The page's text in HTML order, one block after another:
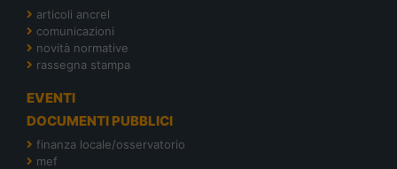
articoli ancrel
comunicazioni
novità normative
rassegna stampa
EVENTI
DOCUMENTI PUBBLICI
finanza locale/osservatorio
mef